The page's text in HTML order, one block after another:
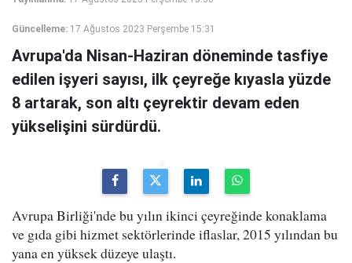
Güncelleme: 17 Ağustos 2023 Perşembe 15:31
Avrupa'da Nisan-Haziran döneminde tasfiye
edilen işyeri sayısı, ilk çeyreğe kıyasla yüzde
8 artarak, son altı çeyrektir devam eden
yükselişini sürdürdü.
Avrupa Birliği'nde bu yılın ikinci çeyreğinde konaklama
ve gıda gibi hizmet sektörlerinde iflaslar, 2015 yılından bu
yana en yüksek düzeye ulaştı.